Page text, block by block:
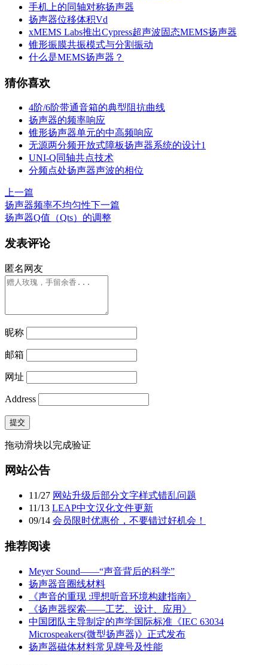
手机上的同轴对称扬声器
扬声器位移体积Vd
xMEMS Labs推出Cypress超声波固态MEMS扬声器
锥形振膜共振模式与分割振动
什么是MEMS扬声器？
猜你喜欢
4阶/6阶带通音箱的典型阻抗曲线
扬声器的频率响应
锥形扬声器单元的中高频响应
无源两分频开放式障板扬声器系统的设计1
UNI-Q同轴共点技术
分频点处扬声器声波的相位
上一篇
扬声器频率不均匀性下一篇
扬声器Q值（Qts）的调整
发表评论
匿名网友
昵称
邮箱
网址
Address
提交
拖动滑块以完成验证
网站公告
11/27 网站升级后部分文字样式错乱问题
11/13 LEAP中文汉化文件更新
09/14 会员限时优惠价，不要错过好机会！
推荐阅读
Meyer Sound——“声音背后的科学”
扬声器音圈线材料
《声音的重现 :理想听音环境构建指南》
《扬声器探索——工艺、设计、应用》
中国团队主导制定的声学国际标准《IEC 63034
Microspeakers(微型扬声器)》正式发布
扬声器磁体材料常见牌号及性能